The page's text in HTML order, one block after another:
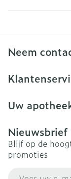
Neem
Uw
Nieuwsbrief
Blijf op de
promoties